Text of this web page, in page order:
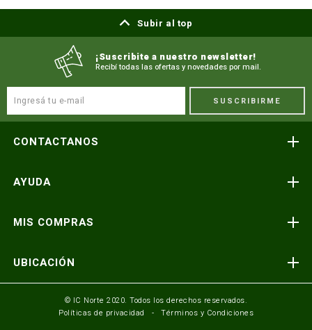
Subir al top
¡Suscribite a nuestro newsletter!
Recibí todas las ofertas y novedades por mail.
SUSCRIBIRME
CONTACTANOS
Atención telefónica
Consultas y reclamos
Seguinos en:
AYUDA
Preguntas frecuentes
Términos y condiciones
Formulario de contacto
Mundo IC Norte
MIS COMPRAS
Envíos y entregas
UBICACIÓN
Av. Busch y 3er Anillo Santa Cruz, Bolivia
© IC Norte 2020. Todos los derechos reservados.
Políticas de privacidad
Términos y Condiciones